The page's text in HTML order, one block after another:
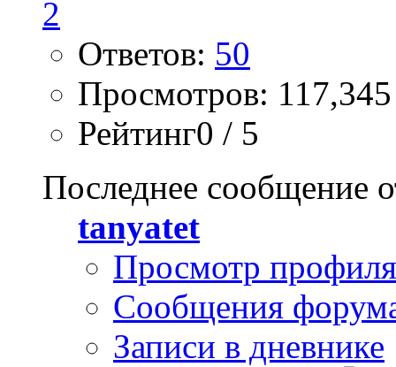
Ответов: 50
Просмотров: 117,345
Рейтинг0 / 5
Последнее сообщение
tanyatet
Просмотр профиля
Сообщения
Записи в дневнике